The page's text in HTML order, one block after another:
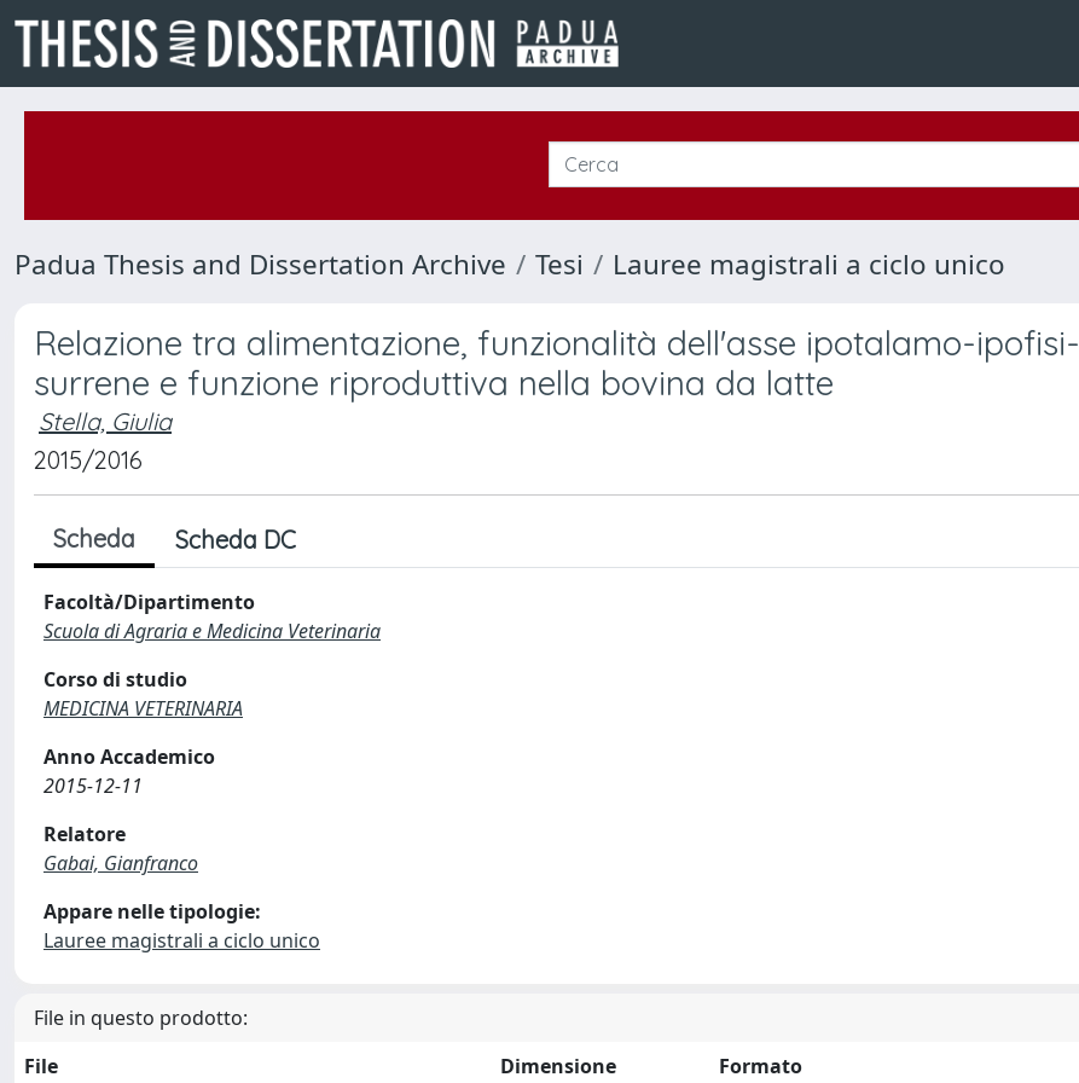
Padua Thesis and Dissertation Archive Tesi Lauree magistrali a ciclo unico
Relazione tra alimentazione, funzionalità dell'asse ipotalamo-ipofisi-
surrene e funzione riproduttiva nella bovina da latte
Stella, Giulia
2015/2016
Scheda Scheda DC
Facoltà/Dipartimento
Scuola di Agraria e Medicina Veterinaria
Corso di studio
MEDICINA VETERINARIA
Anno Accademico
2015-12-11
Relatore
Gabai, Gianfranco
Appare nelle tipologie:
Lauree magistrali a ciclo unico
File in questo prodotto:
File
Dimensione Formato